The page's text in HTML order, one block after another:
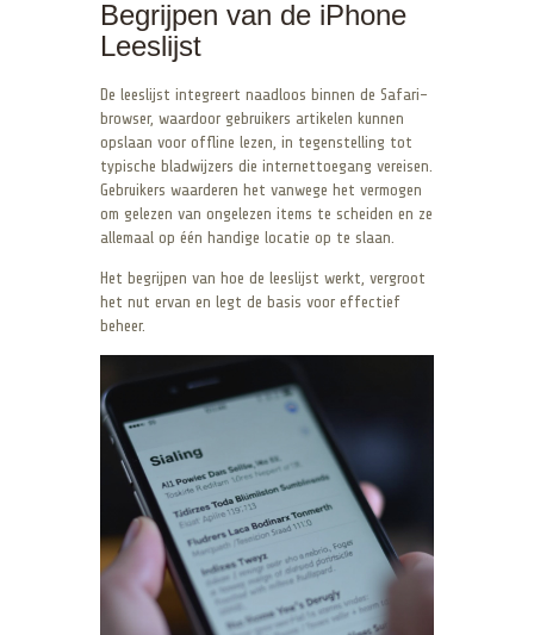
Begrijpen van de iPhone
Leeslijst
De leeslijst integreert naadloos binnen de Safari-
browser, waardoor gebruikers artikelen kunnen
opslaan voor offline lezen, in tegenstelling tot
typische bladwijzers die internettoegang vereisen.
Gebruikers waarderen het vanwege het vermogen
om gelezen van ongelezen items te scheiden en ze
allemaal op één handige locatie op te slaan.
Het begrijpen van hoe de leeslijst werkt, vergroot
het nut ervan en legt de basis voor effectief
beheer.